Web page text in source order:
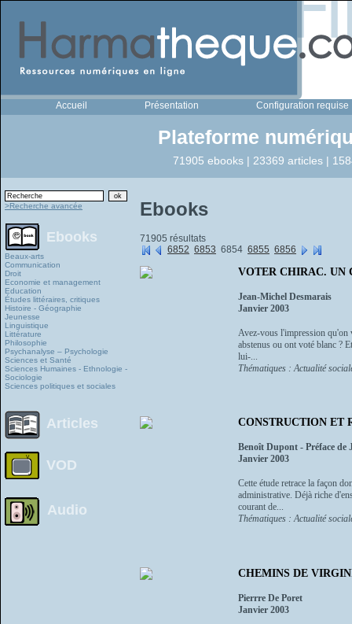
Accueil Présentation Configuration requise
Plateforme
71905 ebooks | 23369 articles |
>Recherche avancée
Ebooks
Beaux-arts
Communication
Droit
Economie et management
Education
Études littéraires, critiques
Histoire - Géographie
Jeunesse
Linguistique
Littérature
Philosophie
Psychanalyse – Psychologie
Sciences et Santé
Sciences Humaines - Ethnologie -
Sociologie
Sciences politiques et sociales
Articles
VOD
Audio
Ebooks
71905 résultats
6852 6853 6854 6855 6856
VOTER CHIRAC. UN
Jean-Michel Desmarais
Janvier 2003
Avez-vous l'impression qu'on
abstenus ou ont voté blanc ?
lui-...
Thématiques : Actualité
CONSTRUCTION ET
Benoît Dupont - Préface de
Janvier 2003
Cette étude retrace la façon
administrative. Déjà riche
courant de...
Thématiques : Actualité
CHEMINS DE
Pierrre De Poret
Janvier 2003